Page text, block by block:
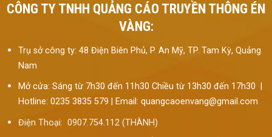
CÔNG TY TNHH QUẢNG CÁO TRUYỀN THÔNG ÉN
VÀNG:
Trụ sở công ty: 48 Điện Biên Phủ, P. An Mỹ, TP. Tam Kỳ, Quảng
Nam
Mở cửa: Sáng từ 7h30 đến 11h30 Chiều từ 13h30 đến 17h30 |
Hotline: 0235 3835 579 | Email: quangcaoenvang@gmail.com
Điện Thoại: 0907.754.112 (THÀNH)